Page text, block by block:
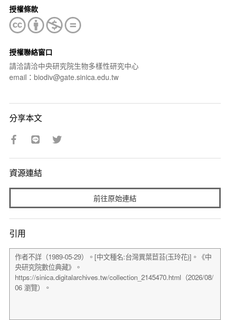
授權條款
授權聯絡窗口
請洽請洽中央研究院生物多樣性研究中心
email：biodiv@gate.sinica.edu.tw
分享本文
資源連結
前往原始連結
引用